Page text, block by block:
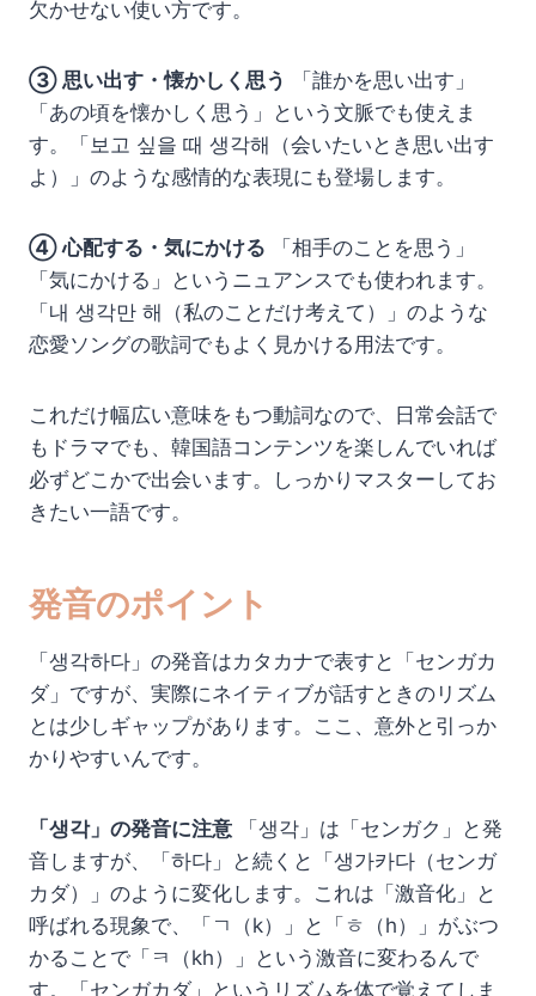
欠かせない使い方です。
③ 思い出す・懐かしく思う
「誰かを思い出す」
「あの頃を懐かしく思う」という文脈でも使えま
す。「보고 싶을 때 생각해（会いたいとき思い出す
よ）」のような感情的な表現にも登場します。
④ 心配する・気にかける 「相手のことを思う」
「気にかける」というニュアンスでも使われます。
「내 생각만 해（私のことだけ考えて）」のような
恋愛ソングの歌詞でもよく見かける用法です。
これだけ幅広い意味をもつ動詞なので、日常会話で
もドラマでも、韓国語コンテンツを楽しんでいれば
必ずどこかで出会います。しっかりマスターしてお
きたい一語です。
発音のポイント
「생각하다」の発音はカタカナで表すと「センガカ
ダ」ですが、実際にネイティブが話すときのリズム
とは少しギャップがあります。ここ、意外と引っか
かりやすいんです。
「생각」の発音に注意 「생각」は「センガク」と発
音しますが、「하다」と続くと「생가카다（センガ
カダ）」のように変化します。これは「激音化」と
呼ばれる現象で、「ㄱ（k）」と「ㅎ（h）」がぶつ
かることで「ㅋ（kh）」という激音に変わるんで
す。「センガカダ」というリズムを体で覚えてしま